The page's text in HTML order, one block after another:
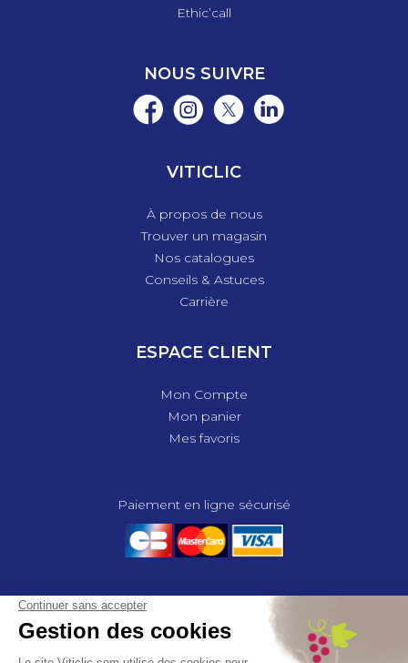
Ethic’call
NOUS SUIVRE
VITICLIC
À propos de nous
Trouver un magasin
Nos catalogues
Conseils & Astuces
Carrière
ESPACE CLIENT
Mon Compte
Mon panier
Mes favoris
Paiement en ligne sécurisé
© 2025 - GROUPE COMPAS, TOUS DROITS RÉSERVÉS.
MENTIONS LÉGALES
CGV
POLITIQUE DE CONFIDENTIALITÉ